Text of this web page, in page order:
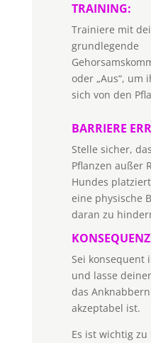
TRAINING:
Trainiere mit
grundlegende
oder „Aus“, um
sich von den
BARRIERE
Stelle sicher,
Pflanzen außer
Hundes
eine physische
daran zu
Sei konsequent
und lasse
das
akzeptabel ist.
Es ist wichtig